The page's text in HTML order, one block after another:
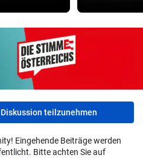
teilzunehmen
Eingehende Beiträge werden
Bitte achten Sie auf